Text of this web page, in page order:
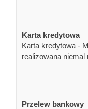
Karta kredytowa
Karta kredytowa -
realizowana
Przelew bankowy